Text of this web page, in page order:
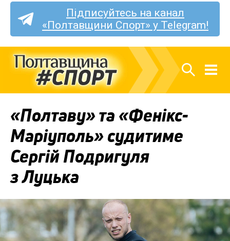
Підписуйтесь на канал
«Полтавщини Спорт» у Telegram!
«Полтаву» та «Фенікс-
Маріуполь» судитиме
Сергій Подригуля
з Луцька